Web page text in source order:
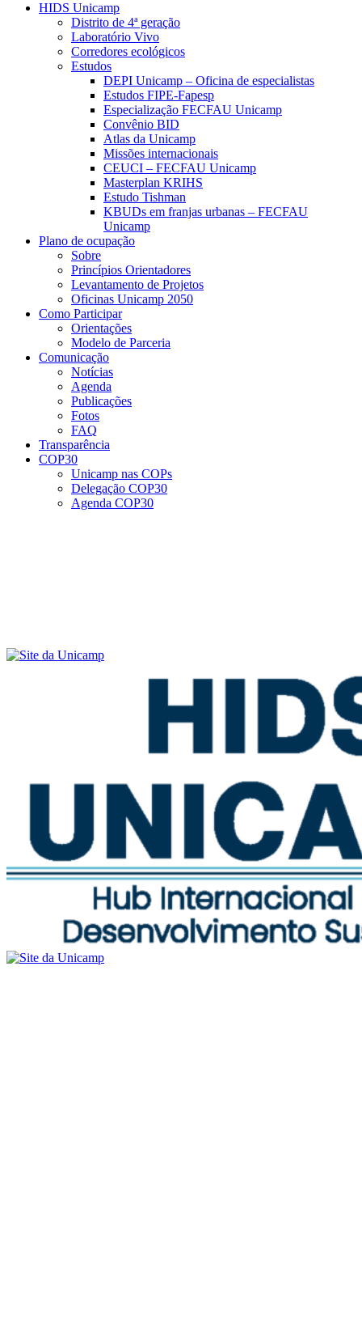
HIDS Unicamp
Distrito de 4ª geração
Laboratório Vivo
Corredores ecológicos
Estudos
DEPI Unicamp – Oficina de especialistas
Estudos FIPE-Fapesp
Especialização FECFAU Unicamp
Convênio BID
Atlas da Unicamp
Missões internacionais
CEUCI – FECFAU Unicamp
Masterplan KRIHS
Estudo Tishman
KBUDs em franjas urbanas – FECFAU
Unicamp
Plano de ocupação
Sobre
Princípios Orientadores
Levantamento de Projetos
Oficinas Unicamp 2050
Como Participar
Orientações
Modelo de Parceria
Comunicação
Notícias
Agenda
Publicações
Fotos
FAQ
Transparência
COP30
Unicamp nas COPs
Delegação COP30
Agenda COP30